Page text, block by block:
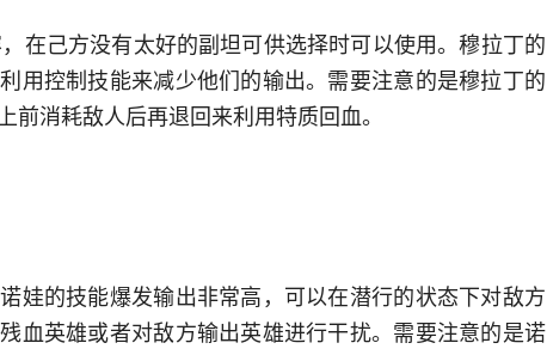
在己方没有太好的副坦可供选择时可以使用。穆拉丁的
用控制技能来减少他们的输出。需要注意的是穆拉丁的
前消耗敌人后再退回来利用特质回血。
娃的技能爆发输出非常高，可以在潜行的状态下对敌方
血英雄或者对敌方输出英雄进行干扰。需要注意的是诺